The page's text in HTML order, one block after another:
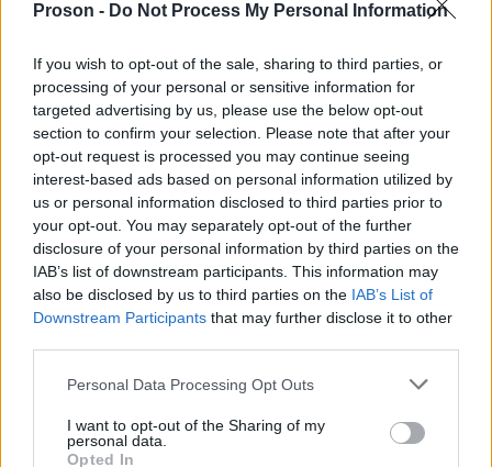
Proson - Do Not Process My Personal Information
If you wish to opt-out of the sale, sharing to third parties, or
processing of your personal or sensitive information for
targeted advertising by us, please use the below opt-out
section to confirm your selection. Please note that after your
opt-out request is processed you may continue seeing
interest-based ads based on personal information utilized by
us or personal information disclosed to third parties prior to
your opt-out. You may separately opt-out of the further
disclosure of your personal information by third parties on the
IAB’s list of downstream participants. This information may
also be disclosed by us to third parties on the IAB’s List of
Downstream Participants that may further disclose it to other
Please note that this website/app uses one or more Google
not limited to your visit or usage behaviour. You may click to
grant or deny consent to Google and its third-party tags to
Personal Data Processing Opt Outs
I want to opt-out of the Sharing of my
personal data.
Opted In
ΑΣΕΠ: Πιστοποίηση Αγγλικών σε
μόνο 2 ημέρες στα χέρια σας
ΑΣΕΠ: Εξ αποστάσεως η πιο Εύκολη
Πιστοποίηση Υπολογιστών σε 2
μέρες
Μάθε πρώτος όλες τις σημαντικές